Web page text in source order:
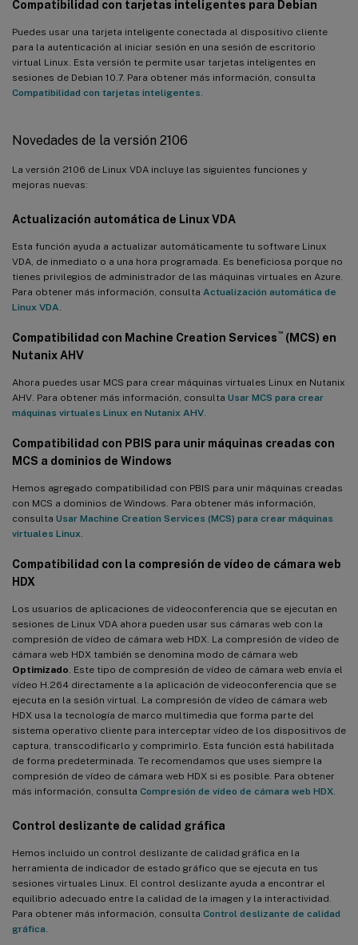
Compatibilidad con tarjetas inteligentes para Debian
Puedes usar una tarjeta inteligente conectada al dispositivo cliente
para la autenticación al iniciar sesión en una sesión de escritorio
virtual Linux. Esta versión te permite usar tarjetas inteligentes en
sesiones de Debian 10.7. Para obtener más información, consulta
Compatibilidad con tarjetas inteligentes
Novedades de la versión 2106
La versión 2106 de Linux VDA incluye las siguientes funciones y
mejoras nuevas:
Actualización automática de Linux VDA
Esta función ayuda a actualizar automáticamente tu software Linux
VDA, de inmediato o a una hora programada. Es beneficiosa porque no
tienes privilegios de administrador de las máquinas virtuales en Azure.
Para obtener más información, consulta Actualización automática de
Linux VDA
Compatibilidad con Machine Creation Services ™ (MCS) en
Nutanix AHV
Ahora puedes usar MCS para crear máquinas virtuales Linux en Nutanix
AHV. Para obtener más información, consulta Usar MCS para crear
máquinas virtuales Linux en Nutanix AHV
Compatibilidad con PBIS para unir máquinas creadas con
MCS a dominios de Windows
Hemos agregado compatibilidad con PBIS para unir máquinas creadas
con MCS a dominios de Windows. Para obtener más información,
consulta Usar Machine Creation Services (MCS) para crear máquinas
virtuales Linux
Compatibilidad con la compresión de vídeo de cámara web
HDX
Los usuarios de aplicaciones de videoconferencia que se ejecutan en
sesiones de Linux VDA ahora pueden usar sus cámaras web con la
compresión de vídeo de cámara web HDX. La compresión de vídeo de
cámara web HDX también se denomina modo de cámara web
Optimizado . Este tipo de compresión de vídeo de cámara web envía el
vídeo H.264 directamente a la aplicación de videoconferencia que se
ejecuta en la sesión virtual. La compresión de vídeo de cámara web
HDX usa la tecnología de marco multimedia que forma parte del
sistema operativo cliente para interceptar vídeo de los dispositivos de
captura, transcodificarlo y comprimirlo. Esta función está habilitada
de forma predeterminada. Te recomendamos que uses siempre la
compresión de vídeo de cámara web HDX si es posible. Para obtener
más información, consulta Compresión de vídeo de cámara web HDX
Control deslizante de calidad gráfica
Hemos incluido un control deslizante de calidad gráfica en la
herramienta de indicador de estado gráfico que se ejecuta en tus
sesiones virtuales Linux. El control deslizante ayuda a encontrar el
equilibrio adecuado entre la calidad de la imagen y la interactividad.
Para obtener más información, consulta Control deslizante de calidad
gráfica